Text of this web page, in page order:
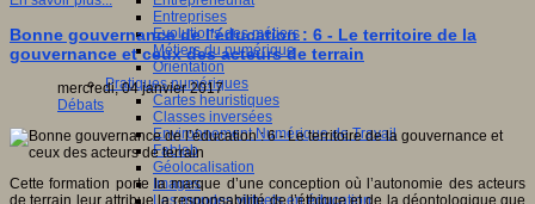
Entreprises
Evolutions des métiers
Métiers du numérique
Orientation
Pratiques numériques
Cartes heuristiques
Classes inversées
Environnement Numérique de Travail
Fablab
Géolocalisation
Images
Les mondes virtuels en éducation
Bonne gouvernance de l’éducation : 6 - Le territoire de la
gouvernance et ceux des acteurs de terrain
mercredi, 04 janvier 2017
Débats
Cette formation porte la marque d’une conception où l’autonomie des acteurs